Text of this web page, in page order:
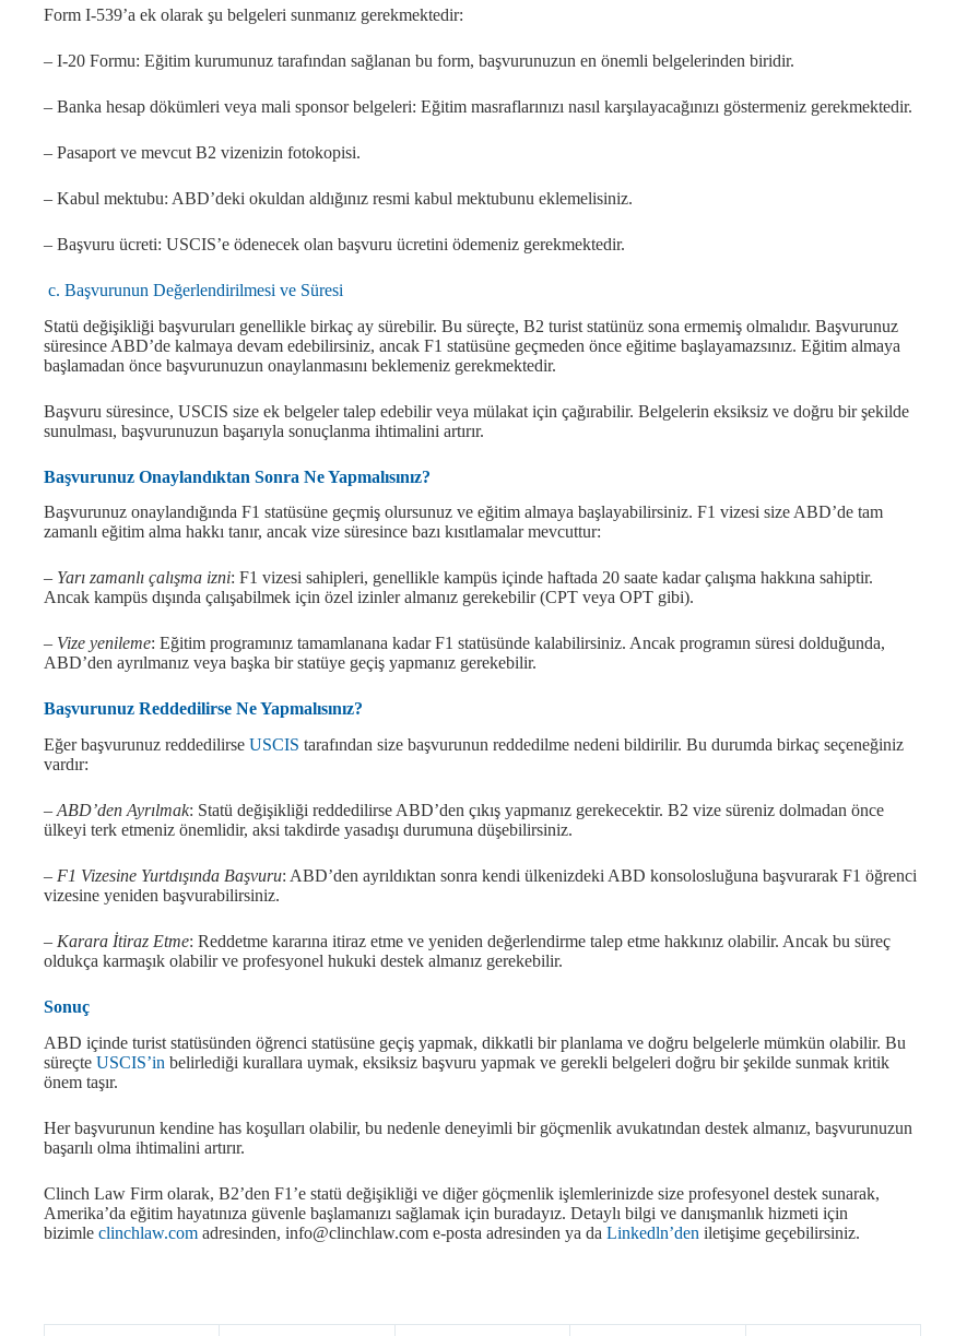
Form I-539’a ek olarak şu belgeleri sunmanız gerekmektedir:
– I-20 Formu: Eğitim kurumunuz tarafından sağlanan bu form, başvurunuzun en önemli belgelerinden biridir.
– Banka hesap dökümleri veya mali sponsor belgeleri: Eğitim masraflarınızı nasıl karşılayacağınızı göstermeniz gerekmektedir.
– Pasaport ve mevcut B2 vizenizin fotokopisi.
– Kabul mektubu: ABD’deki okuldan aldığınız resmi kabul mektubunu eklemelisiniz.
– Başvuru ücreti: USCIS’e ödenecek olan başvuru ücretini ödemeniz gerekmektedir.
c. Başvurunun Değerlendirilmesi ve Süresi
Statü değişikliği başvuruları genellikle birkaç ay sürebilir. Bu süreçte, B2 turist statünüz sona ermemiş olmalıdır. Başvurunuz
süresince ABD’de kalmaya devam edebilirsiniz, ancak F1 statüsüne geçmeden önce eğitime başlayamazsınız. Eğitim almaya
başlamadan önce başvurunuzun onaylanmasını beklemeniz gerekmektedir.
Başvuru süresince, USCIS size ek belgeler talep edebilir veya mülakat için çağırabilir. Belgelerin eksiksiz ve doğru bir şekilde
sunulması, başvurunuzun başarıyla sonuçlanma ihtimalini artırır.
Başvurunuz Onaylandıktan Sonra Ne Yapmalısınız?
Başvurunuz onaylandığında F1 statüsüne geçmiş olursunuz ve eğitim almaya başlayabilirsiniz. F1 vizesi size ABD’de tam
zamanlı eğitim alma hakkı tanır, ancak vize süresince bazı kısıtlamalar mevcuttur:
– Yarı zamanlı çalışma izni: F1 vizesi sahipleri, genellikle kampüs içinde haftada 20 saate kadar çalışma hakkına sahiptir.
Ancak kampüs dışında çalışabilmek için özel izinler almanız gerekebilir (CPT veya OPT gibi).
– Vize yenileme: Eğitim programınız tamamlanana kadar F1 statüsünde kalabilirsiniz. Ancak programın süresi dolduğunda,
ABD’den ayrılmanız veya başka bir statüye geçiş yapmanız gerekebilir.
Başvurunuz Reddedilirse Ne Yapmalısınız?
Eğer başvurunuz reddedilirse USCIS tarafından size başvurunun reddedilme nedeni bildirilir. Bu durumda birkaç seçeneğiniz
vardır:
– ABD’den Ayrılmak: Statü değişikliği reddedilirse ABD’den çıkış yapmanız gerekecektir. B2 vize süreniz dolmadan önce
ülkeyi terk etmeniz önemlidir, aksi takdirde yasadışı durumuna düşebilirsiniz.
– F1 Vizesine Yurtdışında Başvuru: ABD’den ayrıldıktan sonra kendi ülkenizdeki ABD konsolosluğuna başvurarak F1 öğrenci
vizesine yeniden başvurabilirsiniz.
– Karara İtiraz Etme: Reddetme kararına itiraz etme ve yeniden değerlendirme talep etme hakkınız olabilir. Ancak bu süreç
oldukça karmaşık olabilir ve profesyonel hukuki destek almanız gerekebilir.
Sonuç
ABD içinde turist statüsünden öğrenci statüsüne geçiş yapmak, dikkatli bir planlama ve doğru belgelerle mümkün olabilir. Bu
süreçte USCIS’in belirlediği kurallara uymak, eksiksiz başvuru yapmak ve gerekli belgeleri doğru bir şekilde sunmak kritik
önem taşır.
Her başvurunun kendine has koşulları olabilir, bu nedenle deneyimli bir göçmenlik avukatından destek almanız, başvurunuzun
başarılı olma ihtimalini artırır.
Clinch Law Firm olarak, B2’den F1’e statü değişikliği ve diğer göçmenlik işlemlerinizde size profesyonel destek sunarak,
Amerika’da eğitim hayatınıza güvenle başlamanızı sağlamak için buradayız. Detaylı bilgi ve danışmanlık hizmeti için
bizimle clinchlaw.com adresinden, info@clinchlaw.com e-posta adresinden ya da Linkedln’den iletişime geçebilirsiniz.